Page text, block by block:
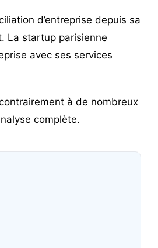
d’entreprise depuis sa
La startup parisienne
avec ses services
à de nombreux
complète.